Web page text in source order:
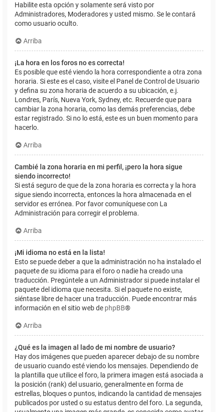
Habilite esta opción y solamente será visto por
Administradores, Moderadores y usted mismo. Se le contará
como usuario oculto.
Arriba
¡La hora en los foros no es correcta!
Es posible que esté viendo la hora correspondiente a otra zona
horaria. Si este es el caso, visite el Panel de Control de Usuario
y defina su zona horaria de acuerdo a su ubicación, e.j.
Londres, París, Nueva York, Sydney, etc. Recuerde que para
cambiar la zona horaria, como las demás preferencias, debe
estar registrado. Si no lo está, este es un buen momento para
hacerlo.
Arriba
Cambié la zona horaria en mi perfil, ¡pero la hora sigue
siendo incorrecto!
Si está seguro de que de la zona horaria es correcta y la hora
sigue siendo incorrecta, entonces la hora almacenada en el
servidor es errónea. Por favor comuníquese con La
Administración para corregir el problema.
Arriba
¡Mi idioma no está en la lista!
Esto se puede deber a que la administración no ha instalado el
paquete de su idioma para el foro o nadie ha creado una
traducción. Pregúntele a un Administrador si puede instalar el
paquete del idioma que necesita. Si el paquete no existe,
siéntase libre de hacer una traducción. Puede encontrar más
información en el sitio web de phpBB®
Arriba
¿Qué es la imagen al lado de mi nombre de usuario?
Hay dos imágenes que pueden aparecer debajo de su nombre
de usuario cuando esté viendo los mensajes. Dependiendo de
la plantilla que utilice el foro, la primera imagen está asociada a
la posición (rank) del usuario, generalmente en forma de
estrellas, bloques o puntos, indicando la cantidad de mensajes
publicados por usted o su estatus dentro del foro. La segunda,